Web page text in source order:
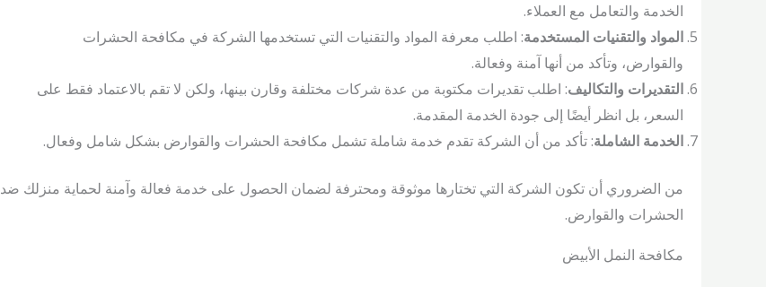
الخدمة والتعامل مع العملاء.
المواد والتقنيات المستخدمة: اطلب معرفة المواد والتقنيات التي تستخدمها الشركة في مكافحة الحشرات
والقوارض، وتأكد من أنها آمنة وفعالة.
التقديرات والتكاليف: اطلب تقديرات مكتوبة من عدة شركات مختلفة وقارن بينها، ولكن لا تقم بالاعتماد فقط على
السعر، بل انظر أيضًا إلى جودة الخدمة المقدمة.
الخدمة الشاملة: تأكد من أن الشركة تقدم خدمة شاملة تشمل مكافحة الحشرات والقوارض بشكل شامل وفعال.
من الضروري أن تكون الشركة التي تختارها موثوقة ومحترفة لضمان الحصول على خدمة فعالة وآمنة لحماية منزلك ضد
الحشرات والقوارض.
مكافحة النمل الأبيض